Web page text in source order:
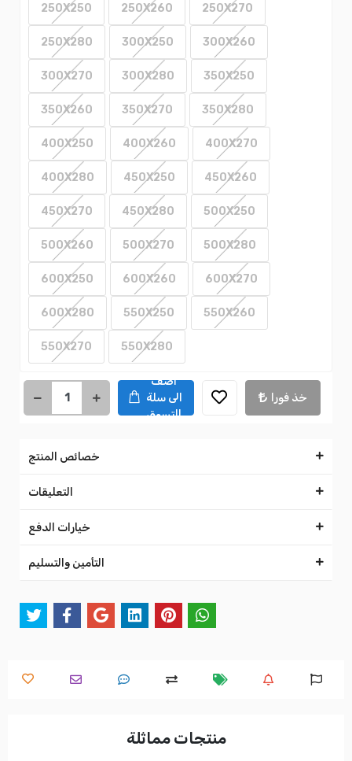
250X250 250X260 250X270
250X280 300X250 300X260
300X270 300X280 350X250
350X260 350X270 350X280
400X250 400X260 400X270
400X280 450X250 450X260
450X270 450X280 500X250
500X260 500X270 500X280
600X250 600X260 600X270
600X280 550X250 550X260
550X270 550X280
اضف
الى سلة
التسوق
خذ فورا
خصائص المنتج
التعليقات
خيارات الدفع
التأمين والتسليم
منتجات مماثلة